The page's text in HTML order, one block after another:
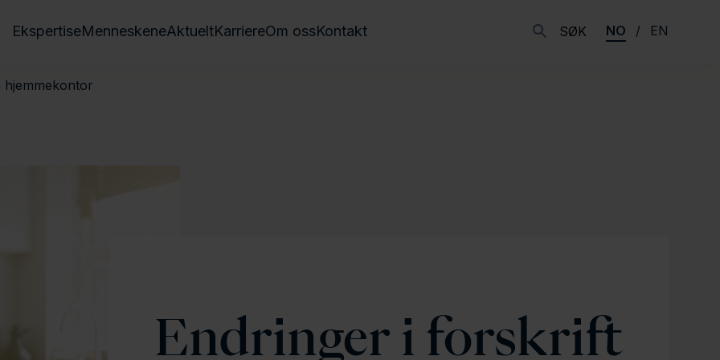
EkspertiseMenneskeneAktueltKarriereOm ossKontakt SØK NO EN
Endringer i forskrift